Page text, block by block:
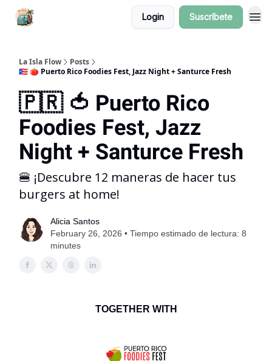
Login Suscríbete
La Isla Flow
Posts
🇵🇷 🍅 Puerto Rico Foodies Fest, Jazz Night + Santurce Fresh
🇵🇷 🍅 Puerto Rico
Foodies Fest, Jazz
Night + Santurce Fresh
🍔 ¡Descubre 12 maneras de hacer tus
burgers at home!
Alicia Santos
February 26, 2026 • Tiempo estimado de lectura: 8
minutes
TOGETHER WITH